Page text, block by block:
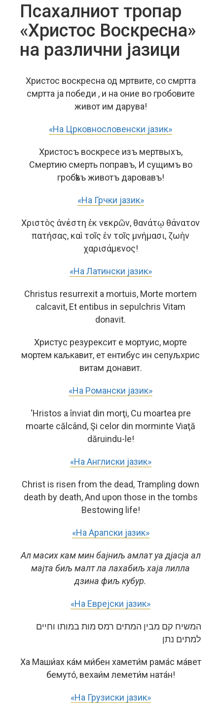
Псахалниот тропар
«Христос Воскресна»
на различни јазици
Христос воскресна од мртвите, со смртта
смртта ја победи , и на оние во гробовите
живот им дарува!
«На Црковнословенски јазик»
Христосъ воскресе изъ мертвыхъ,
Смертию смерть поправъ, И сущимъ во
гробѣхъ животъ даровавъ!
«На Грчки јазик»
Χριστὸς ἀνέστη ἐκ νεκρῶν, θανάτῳ θάνατον
πατήσας, καὶ τοῖς ἐν τοῖς μνήμασι, ζωὴν
χαρισάμενος!
«На Латински јазик»
Christus resurrexit a mortuis, Morte mortem
calcavit, Et entibus in sepulchris Vitam
donavit.
Христус резурексит е мортуис, морте
мортем каљкавит, ет ентибус ин сепуљхрис
витам донавит.
«На Романски јазик»
‘Hristos a înviat din morţi, Cu moartea pre
moarte călcând, Şi celor din morminte Viaţă
dăruindu-le!
«На Англиски јазик»
Christ is risen from the dead, Trampling down
death by death, And upon those in the tombs
Bestowing life!
«На Арапски јазик»
Ал масих кам мин бајниљ амлат уа дјасја ал
мајта биљ малт ла лахабиљ хаја лилла
дзина фиљ кубур.
«На Еврејски јазик»
המשיח קם מבין המתים רמס מות במותו וחיים
למתים נתן
Ха Маши́ах ка́м ми́бен хамети́м рама́с ма́вет
бемуто́, вехаи́м лемети́м ната́н!
«На Грузиски јазик»